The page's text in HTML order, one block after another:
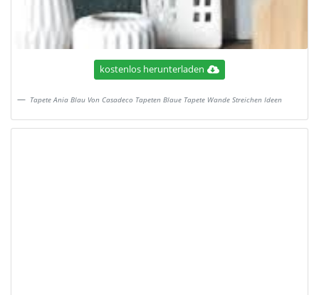
kostenlos herunterladen
Tapete Ania Blau Von Casadeco Tapeten Blaue Tapete Wande Streichen Ideen